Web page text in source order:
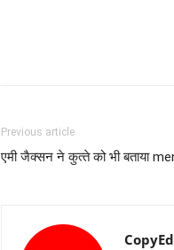
Previous article
एमी जैक्‍सन ने कुत्‍ते को भी बताया